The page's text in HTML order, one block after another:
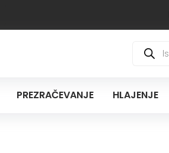
search
PREZRAČEVANJE HLAJENJE